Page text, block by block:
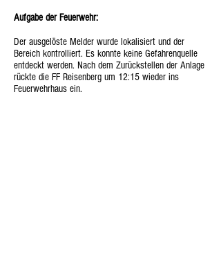
Aufgabe der Feuerwehr:
Der ausgelöste Melder wurde lokalisiert und der
Bereich kontrolliert. Es konnte keine Gefahrenquelle
entdeckt werden. Nach dem Zurückstellen der Anlage
rückte die FF Reisenberg um 12:15 wieder ins
Feuerwehrhaus ein.